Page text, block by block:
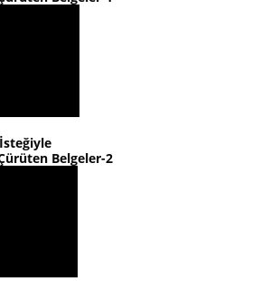
Çürüten Belgeler-2